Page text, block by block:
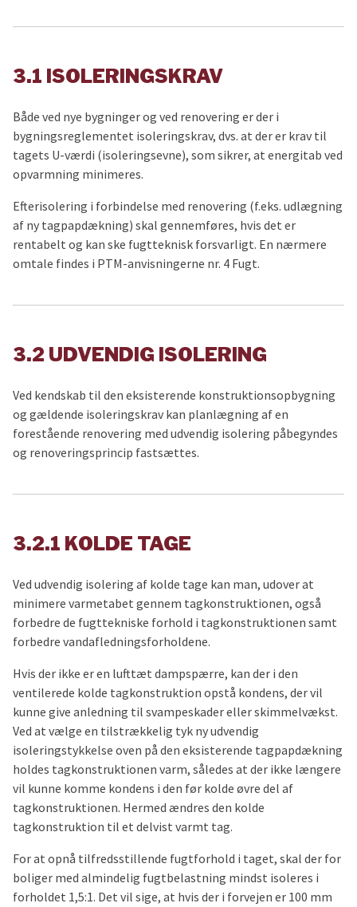
3.1 ISOLERINGSKRAV
Både ved nye bygninger og ved renovering er der i
bygningsreglementet isoleringskrav, dvs. at der er krav til
tagets U-værdi (isoleringsevne), som sikrer, at energitab ved
opvarmning minimeres.
Efterisolering i forbindelse med renovering (f.eks. udlægning
af ny tagpapdækning) skal gennemføres, hvis det er
rentabelt og kan ske fugtteknisk forsvarligt. En nærmere
omtale findes i PTM-anvisningerne nr. 4 Fugt.
3.2 UDVENDIG ISOLERING
Ved kendskab til den eksisterende konstruktionsopbygning
og gældende isoleringskrav kan planlægning af en
forestående renovering med udvendig isolering påbegyndes
og renoveringsprincip fastsættes.
3.2.1 KOLDE TAGE
Ved udvendig isolering af kolde tage kan man, udover at
minimere varmetabet gennem tagkonstruktionen, også
forbedre de fugttekniske forhold i tagkonstruktionen samt
forbedre vandafledningsforholdene.
Hvis der ikke er en lufttæt dampspærre, kan der i den
ventilerede kolde tagkonstruktion opstå kondens, der vil
kunne give anledning til svampeskader eller skimmelvækst.
Ved at vælge en tilstrækkelig tyk ny udvendig
isoleringstykkelse oven på den eksisterende tagpapdækning
holdes tagkonstruktionen varm, således at der ikke længere
vil kunne komme kondens i den før kolde øvre del af
tagkonstruktionen. Hermed ændres den kolde
tagkonstruktion til et delvist varmt tag.
For at opnå tilfredsstillende fugtforhold i taget, skal der for
boliger med almindelig fugtbelastning mindst isoleres i
forholdet 1,5:1. Det vil sige, at hvis der i forvejen er 100 mm